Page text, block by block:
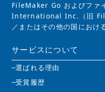
FileMaker Go およびファ
International Inc.（旧
／またはその他の国におけ
サービスについて
選ばれる理由
受賞履歴